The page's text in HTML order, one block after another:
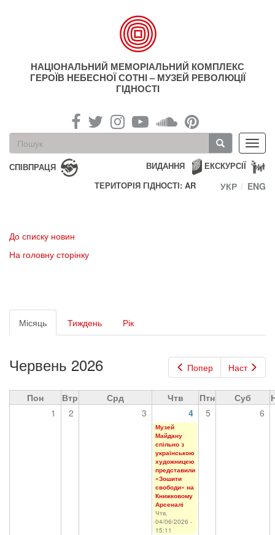
НАЦІОНАЛЬНИЙ МЕМОРІАЛЬНИЙ КОМПЛЕКС
ГЕРОЇВ НЕБЕСНОЇ СОТНІ – МУЗЕЙ РЕВОЛЮЦІЇ
ГІДНОСТІ
Пошукова
форма
Пошук
СПІВПРАЦЯ ЕКСКУРСІЇ
ВИДАННЯ
ТЕРИТОРІЯ ГІДНОСТІ: AR
УКР ENG
До списку новин
На головну сторінку
Первинні
вкладки
Місяць (активна
вкладка)
Тиждень Рік
Попер Наст
Червень 2026
Пон Втр Срд Чтв Птн Суб
1
2 3 4 5 6
Музей
Майдану
спільно з
українською
художницею
представили
«Зошити
свободи» на
Книжковому
Арсеналі
Чтв,
04/06/2026 -
15:11